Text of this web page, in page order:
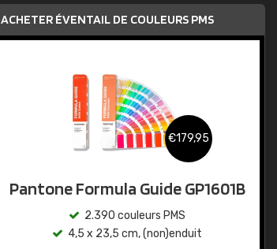
ACHETER ÉVENTAIL DE COULEURS PMS
€179,95
Pantone Formula Guide GP1601B
2.390 couleurs PMS
4,5 x 23,5 cm, (non)enduit